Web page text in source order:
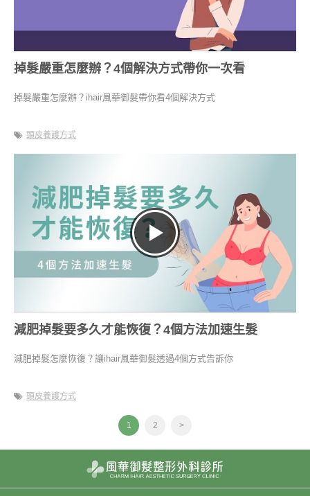
掉髮嚴重怎麼辦？4個解決方式帶你一次看
掉髮嚴重怎麼辦？ihair風華御髮帶你看4個解決方式
頭皮養護方式
減肥掉髮要多久才能恢復？4個方法加速生髮
減肥掉髮怎麼恢復？讓ihair風華御髮透過4個方式告訴你
頭皮養護方式
1 2 >